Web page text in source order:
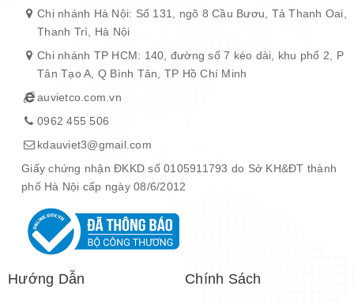
Chi nhánh Hà Nội: Số 131, ngõ 8 Cầu Bươu, Tả Thanh Oai,
Thanh Trì, Hà Nội
Chi nhánh TP HCM: 140, đường số 7 kéo dài, khu phố 2, P
Tân Tạo A, Q Bình Tân, TP Hồ Chí Minh
auvietco.com.vn
0962 455 506
kdauviet3@gmail.com
Giấy chứng nhận ĐKKD số 0105911793 do Sở KH&ĐT thành
phố Hà Nội cấp ngày 08/6/2012
Hướng Dẫn Chính Sách